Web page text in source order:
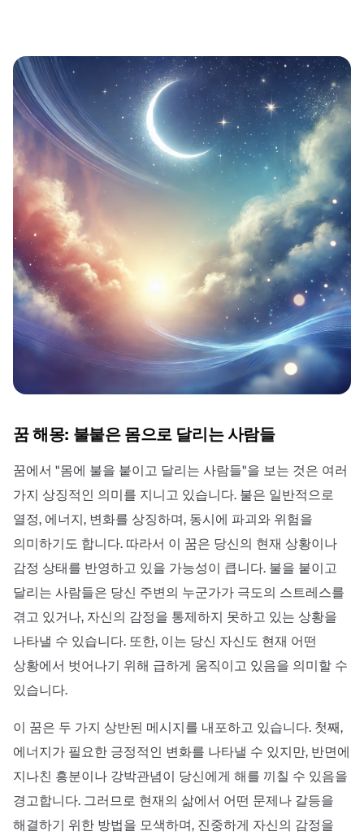
꿈 해몽: 불붙은 몸으로 달리는 사람들
꿈에서 "몸에 불을 붙이고 달리는 사람들"을 보는 것은 여러
가지 상징적인 의미를 지니고 있습니다. 불은 일반적으로
열정, 에너지, 변화를 상징하며, 동시에 파괴와 위험을
의미하기도 합니다. 따라서 이 꿈은 당신의 현재 상황이나
감정 상태를 반영하고 있을 가능성이 큽니다. 불을 붙이고
달리는 사람들은 당신 주변의 누군가가 극도의 스트레스를
겪고 있거나, 자신의 감정을 통제하지 못하고 있는 상황을
나타낼 수 있습니다. 또한, 이는 당신 자신도 현재 어떤
상황에서 벗어나기 위해 급하게 움직이고 있음을 의미할 수
있습니다.
이 꿈은 두 가지 상반된 메시지를 내포하고 있습니다. 첫째,
에너지가 필요한 긍정적인 변화를 나타낼 수 있지만, 반면에
지나친 흥분이나 강박관념이 당신에게 해를 끼칠 수 있음을
경고합니다. 그러므로 현재의 삶에서 어떤 문제나 갈등을
해결하기 위한 방법을 모색하며, 진중하게 자신의 감정을